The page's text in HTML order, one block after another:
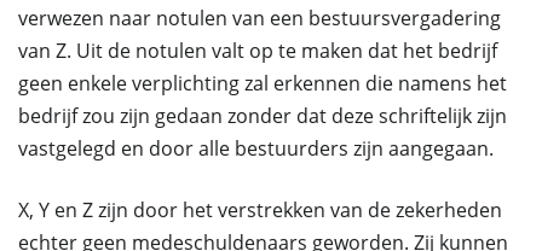
verwezen naar notulen van een bestuursvergadering
van Z. Uit de notulen valt op te maken dat het bedrijf
geen enkele verplichting zal erkennen die namens het
bedrijf zou zijn gedaan zonder dat deze schriftelijk zijn
vastgelegd en door alle bestuurders zijn aangegaan.
X, Y en Z zijn door het verstrekken van de zekerheden
echter geen medeschuldenaars geworden. Zij kunnen